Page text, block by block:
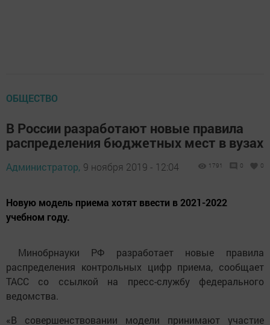
ОБЩЕСТВО
В России разработают новые правила
распределения бюджетных мест в вузах
Администратор, 9 ноября 2019 - 12:04 1791 0 0
Новую модель приема хотят ввести в 2021-2022
учебном году.
Минобрнауки РФ разработает новые правила
распределения контрольных цифр приема, сообщает
ТАСС со ссылкой на пресс-службу федерального
ведомства.
«В совершенствовании модели принимают участие